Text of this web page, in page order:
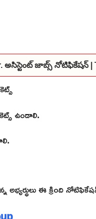
జాబ్స్ నోటిఫికేషన్ |
ఉండాలి.
అభ్యర్థులు ఈ క్రింది